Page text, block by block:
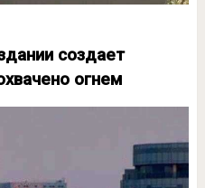
создает
огнем